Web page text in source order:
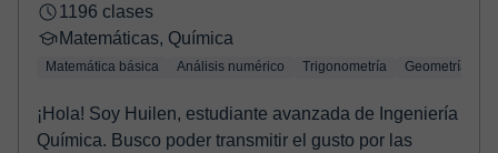
1196 clases
Matemáticas, Química
Matemática básica Análisis numérico Trigonometría Geometría
¡Hola! Soy Huilen, estudiante avanzada de Ingeniería
Química. Busco poder transmitir el gusto por las